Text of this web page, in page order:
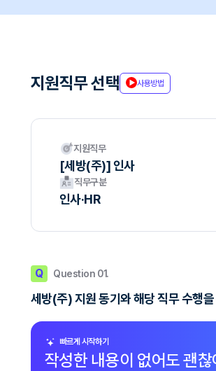
지원직무 선택 사용방법
지원직무
[세방(주)] 인사
직무구분
인사·HR
Q Question 01.
세방(주) 지원 동기와 해당 직무 수행
빠르게 시작하기
작성한 내용이 없어도 괜찮